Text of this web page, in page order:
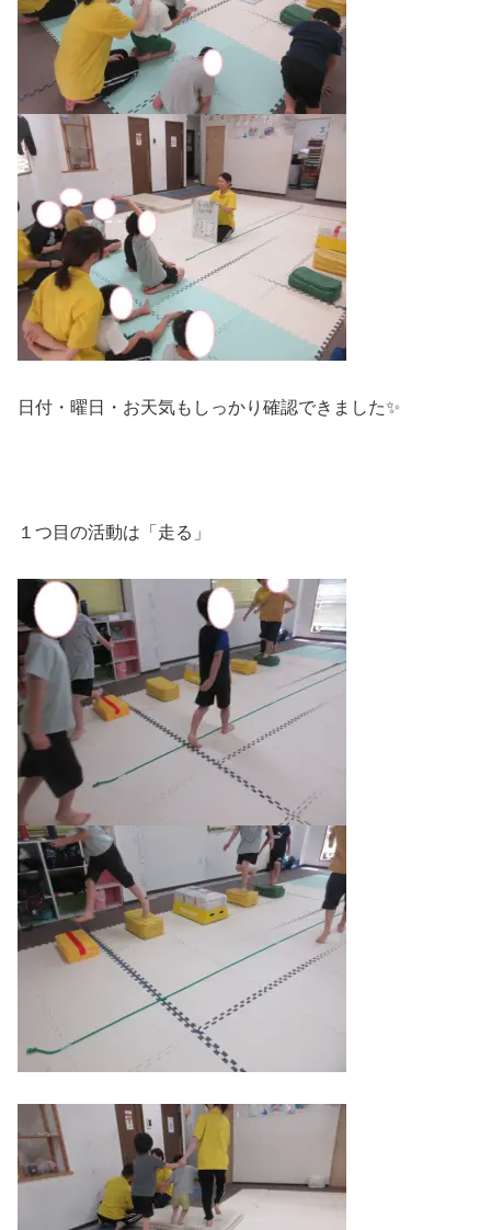
日付・曜日・お天気もしっかり確認できました✨
１つ目の活動は「走る」